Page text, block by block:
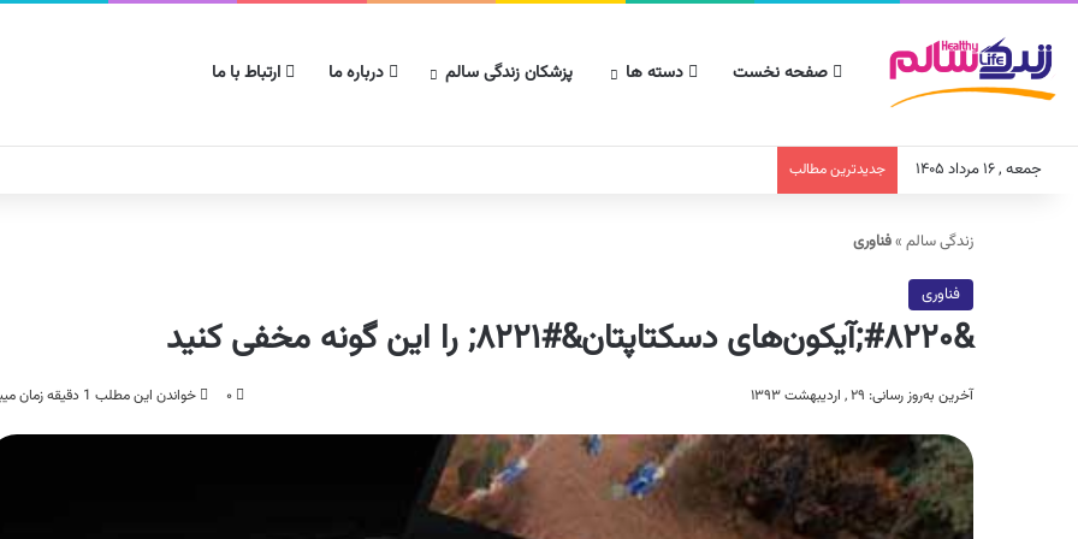
صفحه نخست دسته ها پزشکان زندگی سالم درباره ما ارتباط با ما
جمعه , ۱۶ مرداد ۱۴۰۵ جدیدترین مطالب
زندگی سالم »فناوری
فناوری
&#۸۲۲۰;آیکون‌های دسکتاپتان&#۸۲۲۱; را این گونه مخفی کنید
آخرین به‌روز رسانی: ۲۹ , اردیبهشت ۱۳۹۳ ۰ خواندن این مطلب 1 دقیقه زمان میبرد